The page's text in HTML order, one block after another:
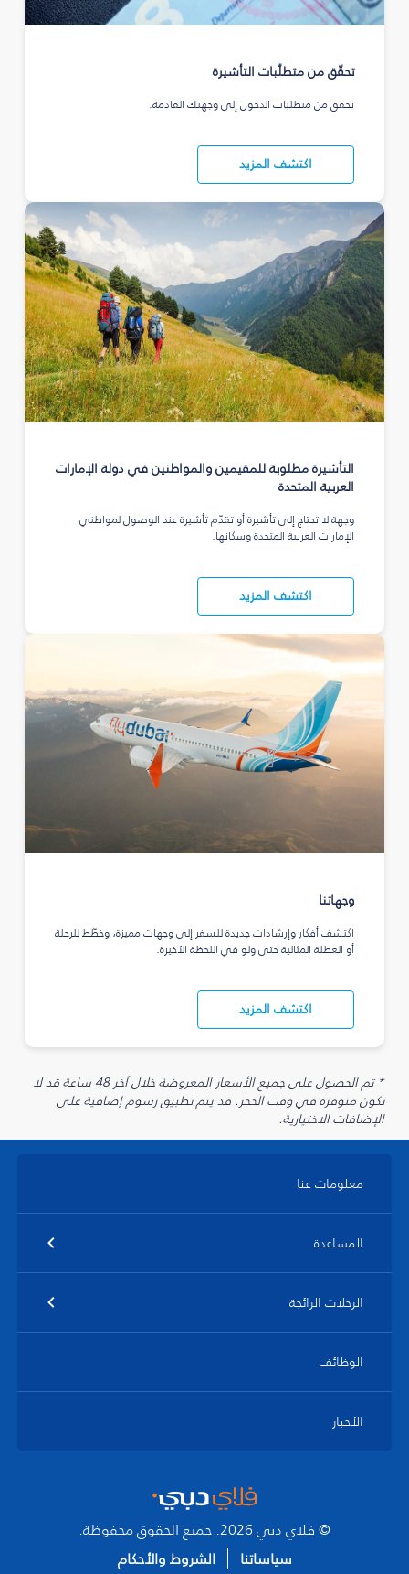
تحقّق من متطلّبات التأشيرة
تحقق من متطلبات الدخول إلى وجهتك القادمة.
اكتشف المزيد
التأشيرة مطلوبة للمقيمين والمواطنين في دولة الإمارات
العربية المتحدة
وجهة لا تحتاج إلى تأشيرة أو تقدّم تأشيرة عند الوصول لمواطني
الإمارات العربية المتحدة وسكانها.
اكتشف المزيد
وجهاتنا
اكتشف أفكار وإرشادات جديدة للسفر إلى وجهات مميزة، وخطّط للرحلة
أو العطلة المثالية حتى ولو في اللحظة الأخيرة.
اكتشف المزيد
* تم الحصول على جميع الأسعار المعروضة خلال آخر 48 ساعة قد لا
تكون متوفرة في وقت الحجز. قد يتم تطبيق رسوم إضافية على
الإضافات الاختيارية.
معلومات عنا
المساعدة
الرحلات الرائجة
الوظائف
الأخبار
© فلاي دبي 2026. جميع الحقوق محفوظة.
سياساتنا
الشروط والأحكام